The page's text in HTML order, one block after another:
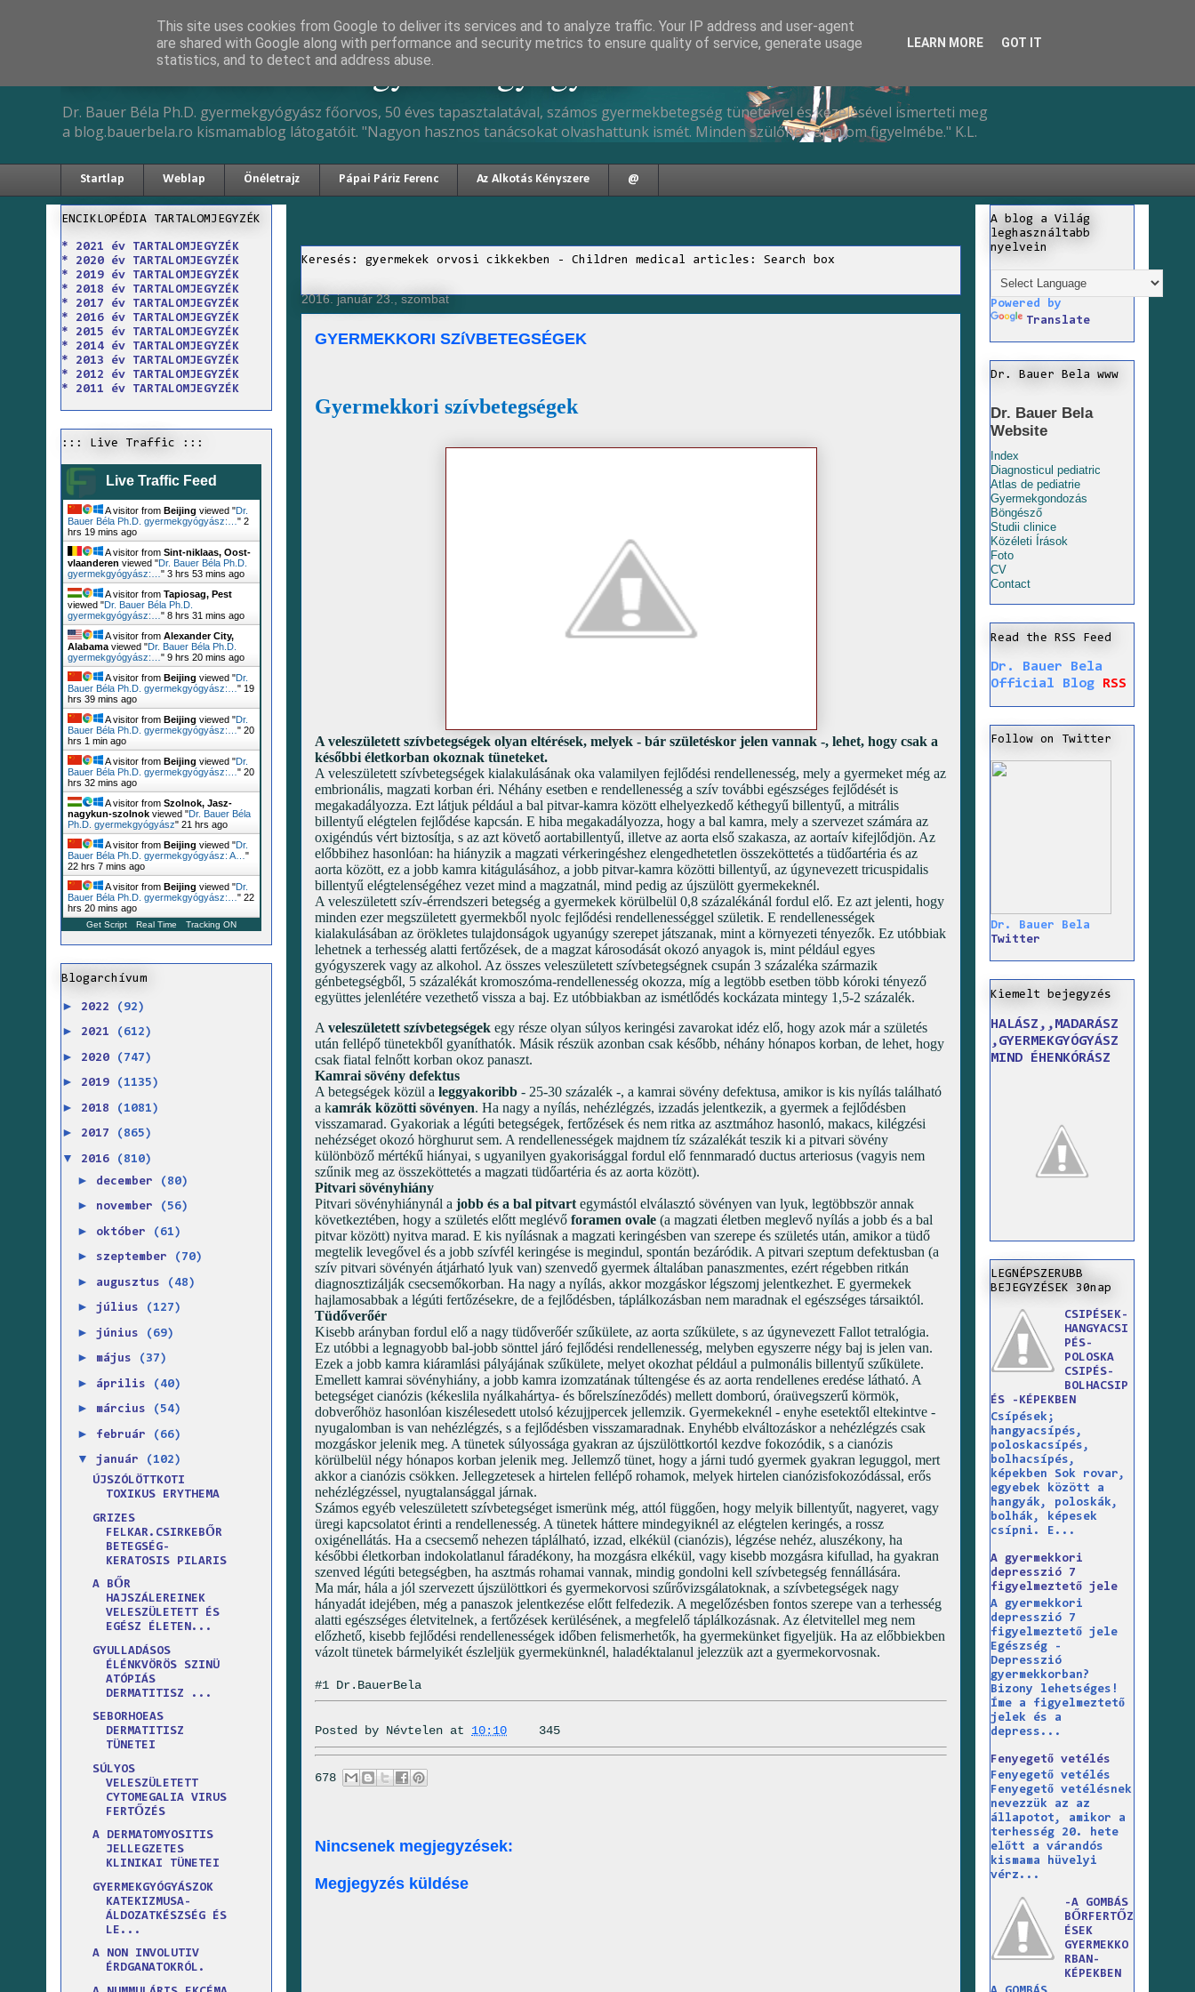
Dr. Bauer Béla Ph.D. gyermekgyógyász
Dr. Bauer Béla Ph.D. gyermekgyógyász főorvos, 50 éves tapasztalatával, számos gyermekbetegség tüneteivel és kezelésével ismerteti meg
a blog.bauerbela.ro kismamablog látogatóit. "Nagyon hasznos tanácsokat olvashattunk ismét. Minden szülőnek ajánlom figyelmébe." K.L.
Startlap Weblap Önéletrajz Pápai Páriz Ferenc Az Alkotás Kényszere @
Keresés: gyermekek orvosi cikkekben - Children medical articles: Search box
2016. január 23., szombat
GYERMEKKORI SZíVBETEGSÉGEK
Gyermekkori szívbetegségek
A veleszületett szívbetegségek olyan eltérések, melyek - bár születéskor jelen vannak -, lehet, hogy csak a
későbbi életkorban okoznak tüneteket.
A veleszületett szívbetegségek kialakulásának oka valamilyen fejlődési rendellenesség, mely a gyermeket még az
embrionális, magzati korban éri. Néhány esetben e rendellenesség a szív további egészséges fejlődését is
megakadályozza. Ezt látjuk például a bal pitvar-kamra között elhelyezkedő kéthegyű billentyű, a mitrális
billentyű elégtelen fejlődése kapcsán. E hiba megakadályozza, hogy a bal kamra, mely a szervezet számára az
oxigéndús vért biztosítja, s az azt követő aortabillentyű, illetve az aorta első szakasza, az aortaív kifejlődjön. Az
előbbihez hasonlóan: ha hiányzik a magzati vérkeringéshez elengedhetetlen összeköttetés a tüdőartéria és az
aorta között, ez a jobb kamra kitágulásához, a jobb pitvar-kamra közötti billentyű, az úgynevezett tricuspidalis
billentyű elégtelenségéhez vezet mind a magzatnál, mind pedig az újszülött gyermekeknél.
A veleszületett szív-érrendszeri betegség a gyermekek körülbelül 0,8 százalékánál fordul elő. Ez azt jelenti, hogy
minden ezer megszületett gyermekből nyolc fejlődési rendellenességgel születik. E rendellenességek
kialakulásában az örökletes tulajdonságok ugyanúgy szerepet játszanak, mint a környezeti tényezők. Ez utóbbiak
lehetnek a terhesség alatti fertőzések, de a magzat károsodását okozó anyagok is, mint például egyes
gyógyszerek vagy az alkohol. Az összes veleszületett szívbetegségnek csupán 3 százaléka származik
génbetegségből, 5 százalékát kromoszóma-rendellenesség okozza, míg a legtöbb esetben több kóroki tényező
együttes jelenlétére vezethető vissza a baj. Ez utóbbiakban az ismétlődés kockázata mintegy 1,5-2 százalék.
A veleszületett szívbetegségek egy része olyan súlyos keringési zavarokat idéz elő, hogy azok már a születés
után fellépő tünetekből gyaníthatók. Másik részük azonban csak később, néhány hónapos korban, de lehet, hogy
csak fiatal felnőtt korban okoz panaszt.
Kamrai sövény defektus
A betegségek közül a leggyakoribb - 25-30 százalék -, a kamrai sövény defektusa, amikor is kis nyílás található
a kamrák közötti sövényen. Ha nagy a nyílás, nehézlégzés, izzadás jelentkezik, a gyermek a fejlődésben
visszamarad. Gyakoriak a légúti betegségek, fertőzések és nem ritka az asztmához hasonló, makacs, kilégzési
nehézséget okozó hörghurut sem. A rendellenességek majdnem tíz százalékát teszik ki a pitvari sövény
különböző mértékű hiányai, s ugyanilyen gyakorisággal fordul elő fennmaradó ductus arteriosus (vagyis nem
szűnik meg az összeköttetés a magzati tüdőartéria és az aorta között).
Pitvari sövényhiány
Pitvari sövényhiánynál a jobb és a bal pitvart egymástól elválasztó sövényen van lyuk, legtöbbször annak
következtében, hogy a születés előtt meglévő foramen ovale (a magzati életben meglevő nyílás a jobb és a bal
pitvar között) nyitva marad. E kis nyílásnak a magzati keringésben van szerepe és születés után, amikor a tüdő
megtelik levegővel és a jobb szívfél keringése is megindul, spontán bezáródik. A pitvari szeptum defektusban (a
szív pitvari sövényén átjárható lyuk van) szenvedő gyermek általában panaszmentes, ezért régebben ritkán
diagnosztizálják csecsemőkorban. Ha nagy a nyílás, akkor mozgáskor légszomj jelentkezhet. E gyermekek
hajlamosabbak a légúti fertőzésekre, de a fejlődésben, táplálkozásban nem maradnak el egészséges társaiktól.
Tüdőverőér
Kisebb arányban fordul elő a nagy tüdőverőér szűkülete, az aorta szűkülete, s az úgynevezett Fallot tetralógia.
Ez utóbbi a legnagyobb bal-jobb sönttel járó fejlődési rendellenesség, melyben egyszerre négy baj is jelen van.
Ezek a jobb kamra kiáramlási pályájának szűkülete, melyet okozhat például a pulmonális billentyű szűkülete.
Emellett kamrai sövényhiány, a jobb kamra izomzatának túltengése és az aorta rendellenes eredése látható. A
betegséget cianózis (kékeslila nyálkahártya- és bőrelszíneződés) mellett domború, óraüvegszerű körmök,
dobverőhöz hasonlóan kiszélesedett utolsó kézujjpercek jellemzik. Gyermekeknél - enyhe esetektől eltekintve -
nyugalomban is van nehézlégzés, s a fejlődésben visszamaradnak. Enyhébb elváltozáskor a nehézlégzés csak
mozgáskor jelenik meg. A tünetek súlyossága gyakran az újszülöttkortól kezdve fokozódik, s a cianózis
körülbelül négy hónapos korban jelenik meg. Jellemző tünet, hogy a járni tudó gyermek gyakran leguggol, mert
akkor a cianózis csökken. Jellegzetesek a hirtelen fellépő rohamok, melyek hirtelen cianózisfokozódással, erős
nehézlégzéssel, nyugtalansággal járnak.
Számos egyéb veleszületett szívbetegséget ismerünk még, attól függően, hogy melyik billentyűt, nagyeret, vagy
üregi kapcsolatot érinti a rendellenesség. A tünetek háttere mindegyiknél az elégtelen keringés, a rossz
oxigénellátás. Ha a csecsemő nehezen táplálható, izzad, elkékül (cianózis), légzése nehéz, aluszékony, ha
későbbi életkorban indokolatlanul fáradékony, ha mozgásra elkékül, vagy kisebb mozgásra kifullad, ha gyakran
szenved légúti betegségben, ha asztmás rohamai vannak, mindig gondolni kell szívbetegség fennállására.
Ma már, hála a jól szervezett újszülöttkori és gyermekorvosi szűrővizsgálatoknak, a szívbetegségek nagy
hányadát idejében, még a panaszok jelentkezése előtt felfedezik. A megelőzésben fontos szerepe van a terhesség
alatti egészséges életvitelnek, a fertőzések kerülésének, a megfelelő táplálkozásnak. Az életvitellel meg nem
előzhető, kisebb fejlődési rendellenességek időben felismerhetők, ha gyermekünket figyeljük. Ha az előbbiekben
vázolt tünetek bármelyikét észleljük gyermekünknél, haladéktalanul jelezzük azt a gyermekorvosnak.
#1 Dr.BauerBela
Posted by Névtelen at 10:10 345
678
Nincsenek megjegyzések:
Megjegyzés küldése
ENCIKLOPÉDIA TARTALOMJEGYZÉK
* 2021 év TARTALOMJEGYZÉK
* 2020 év TARTALOMJEGYZÉK
* 2019 év TARTALOMJEGYZÉK
* 2018 év TARTALOMJEGYZÉK
* 2017 év TARTALOMJEGYZÉK
* 2016 év TARTALOMJEGYZÉK
* 2015 év TARTALOMJEGYZÉK
* 2014 év TARTALOMJEGYZÉK
* 2013 év TARTALOMJEGYZÉK
* 2012 év TARTALOMJEGYZÉK
* 2011 év TARTALOMJEGYZÉK
::: Live Traffic :::
Live Traffic Feed
A visitor from Beijing viewed "Dr.
Bauer Béla Ph.D. gyermekgyógyász:… " 2
hrs 19 mins ago
A visitor from Sint-niklaas, Oost-
vlaanderen viewed "Dr. Bauer Béla Ph.D.
gyermekgyógyász:… " 3 hrs 53 mins ago
A visitor from Tapiosag, Pest
viewed "Dr. Bauer Béla Ph.D.
gyermekgyógyász:… " 8 hrs 31 mins ago
A visitor from Alexander City,
Alabama viewed "Dr. Bauer Béla Ph.D.
gyermekgyógyász:… " 9 hrs 20 mins ago
A visitor from Beijing viewed "Dr.
Bauer Béla Ph.D. gyermekgyógyász:… " 19
hrs 39 mins ago
A visitor from Beijing viewed "Dr.
Bauer Béla Ph.D. gyermekgyógyász:… " 20
hrs 1 min ago
A visitor from Beijing viewed "Dr.
Bauer Béla Ph.D. gyermekgyógyász:… " 20
hrs 32 mins ago
A visitor from Szolnok, Jasz-
nagykun-szolnok viewed "Dr. Bauer Béla
Ph.D. gyermekgyógyász" 21 hrs ago
A visitor from Beijing viewed "Dr.
Bauer Béla Ph.D. gyermekgyógyász: A… "
22 hrs 7 mins ago
A visitor from Beijing viewed "Dr.
Bauer Béla Ph.D. gyermekgyógyász:… " 22
hrs 20 mins ago
Get Script Real Time Tracking ON
Blogarchívum
► 2022 (92)
► 2021 (612)
► 2020 (747)
► 2019 (1135)
► 2018 (1081)
► 2017 (865)
▼ 2016 (810)
► december (80)
► november (56)
► október (61)
► szeptember (70)
► augusztus (48)
► július (127)
► június (69)
► május (37)
► április (40)
► március (54)
► február (66)
▼ január
(102)
ÚJSZÓLÖTTKOTI
TOXIKUS ERYTHEMA
GRIZES
FELKAR.CSIRKEBŐR
BETEGSÉG-
KERATOSIS PILARIS
A BŐR
HAJSZÁLEREINEK
VELESZÜLETETT ÉS
EGÉSZ ÉLETEN...
GYULLADÁSOS
ÉLÉNKVÖRÖS SZINÜ
ATÓPIÁS
DERMATITISZ ...
SEBORHOEAS
DERMATITISZ
TÜNETEI
SÚLYOS
VELESZÜLETETT
CYTOMEGALIA VIRUS
FERTŐZÉS
A DERMATOMYOSITIS
JELLEGZETES
KLINIKAI TÜNETEI
GYERMEKGYÓGYÁSZOK
KATEKIZMUSA-
ÁLDOZATKÉSZSÉG ÉS
LE...
A NON INVOLUTIV
ÉRDGANATOKRÓL.
A blog a Világ
leghasználtabb
nyelvein
Powered by
Translate
Dr. Bauer Bela www
Dr. Bauer Bela
Website
Index
Diagnosticul pediatric
Atlas de pediatrie
Gyermekgondozás
Böngésző
Studii clinice
Közéleti Írások
Foto
CV
Contact
Read the RSS Feed
Dr. Bauer Bela
Official Blog
RSS
Follow on Twitter
Dr. Bauer Bela
Twitter
Kiemelt bejegyzés
HALÁSZ,,MADARÁSZ
,GYERMEKGYÓGYÁSZ
MIND ÉHENKÓRÁSZ
LEGNÉPSZERUBB
BEJEGYZÉSEK 30nap
CSIPÉSEK-
HANGYACSI
PÉS-
POLOSKA
CSIPÉS-
BOLHACSIP
ÉS -KÉPEKBEN
Csípések;
hangyacsípés,
poloskacsípés,
bolhacsípés,
képekben Sok rovar,
egyebek között a
hangyák, poloskák,
bolhák, képesek
csípni. E...
A gyermekkori
depresszió 7
figyelmeztető jele
A gyermekkori
depresszió 7
figyelmeztető jele
Egészség -
Depresszió
gyermekkorban?
Bizony lehetséges!
Íme a figyelmeztető
jelek és a
depress...
Fenyegető vetélés
Fenyegető vetélés
Fenyegető vetélésnek
nevezzük az az
állapotot, amikor a
terhesség 20. hete
előtt a várandós
kismama hüvelyi
vérz...
-A GOMBÁS
BŐRFERTŐZ
ÉSEK
GYERMEKKO
RBAN-
KÉPEKBEN
This site uses cookies from Google to deliver its services and to analyze traffic. Your IP address and user-agent
are shared with Google along with performance and security metrics to ensure quality of service, generate usage
statistics, and to detect and address abuse.
LEARN MORE GOT IT